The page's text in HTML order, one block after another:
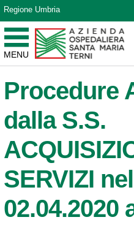
Vai ai contenuti
Vai al menu di
Vai al footer
Regione Umbria
MENU
Azienda Ospedaliera Santa
Sito Istituzionale
Procedure
dalla S.S.
SERVIZI
02.04.2020